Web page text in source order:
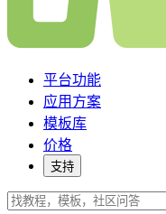
平台功能
应用方案
模板库
价格
支持